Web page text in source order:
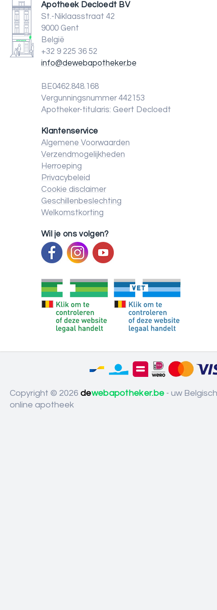
Apotheek Decloedt BV
St.-Niklaasstraat 42
9000 Gent
België
+32 9 225 36 52
info@dewebapotheker.be
BE0462.848.168
Vergunningsnummer 442153
Apotheker-titularis: Geert Decloedt
Klantenservice
Algemene Voorwaarden
Verzendmogelijkheden
Herroeping
Privacybeleid
Cookie disclaimer
Geschillenbeslechting
Welkomstkorting
Wil je ons volgen?
Copyright © 2026 dewebapotheker.be - uw
online apotheek